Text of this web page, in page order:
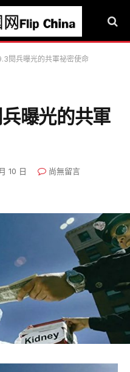
閱兵曝光的共軍祕密使命
曝光的共軍
10 日
尚無留言